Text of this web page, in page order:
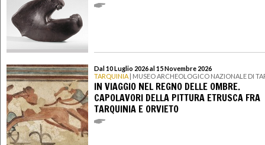
Dal 10 Luglio 2026 al 15 Novembre 2026
TARQUINIA | MUSEO ARCHEOLOGICO NAZIONALE DI
IN VIAGGIO NEL REGNO DELLE OMBRE.
CAPOLAVORI DELLA PITTURA ETRUSCA FRA
TARQUINIA E ORVIETO